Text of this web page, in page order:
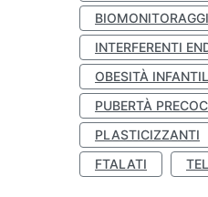
INTERFERENTI
OBESITÀ
PUBERTÀ
PLASTICIZZANTI
FTALATI